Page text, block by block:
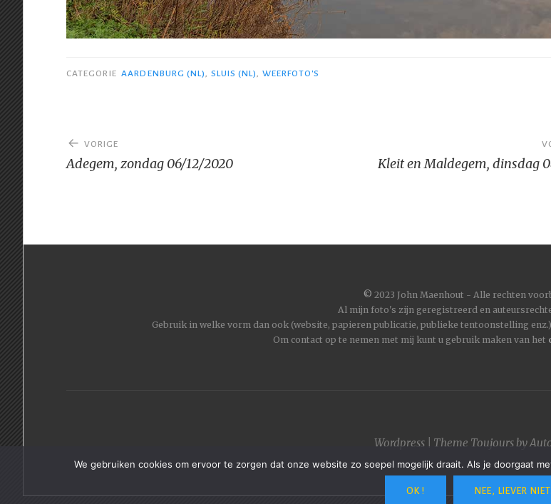
CATEGORIE AARDENBURG (NL), SLUIS (NL), WEERFOTO'S
Bericht
navigatie
VORIGE
Adegem, zondag 06/12/2020 Kleit en Maldegem, dinsdag
© 2023 John Maenhout - Alle rechten
Al mijn foto's zijn geregistreerd en
Gebruik in welke vorm dan ook (website, papieren publicatie, publieke tentoonstelling
Om contact op te nemen met mij kunt u gebruik maken van het
Wordpress| Theme Toujoursby
We gebruiken cookies om ervoor te zorgen dat onze website zo soepel mogelijk draait. Als je doorgaat
OK ! NEE, LIEVER